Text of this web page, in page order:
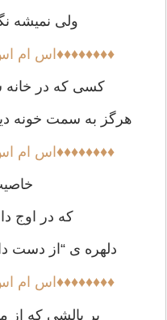
ولی نمیشه
♦♦♦♦♦♦♦♦اس ام
کسی که در خانه
هرگز به سمت خونه
♦♦♦♦♦♦♦♦اس ام
که در اوج
دلهره ی “از دست
♦♦♦♦♦♦♦♦اس ام
بر بالشی که از